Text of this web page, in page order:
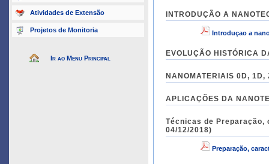
Atividades de Extensão
Projetos de Monitoria
Ir ao Menu Principal
Introduçao a
EVOLUÇÃO HISTÓRICA
NANOMATERIAIS 0D,
APLICAÇÕES DA
Técnicas de
04/12/2018)
Preparação,